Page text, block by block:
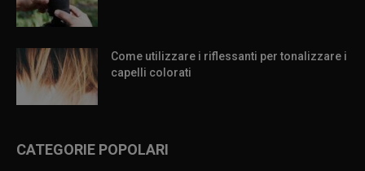
Come utilizzare i riflessanti per tonalizzare i
capelli colorati
CATEGORIE POPOLARI